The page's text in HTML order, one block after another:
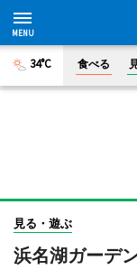
34°C 食べる
見る・遊ぶ
浜名湖ガーデ